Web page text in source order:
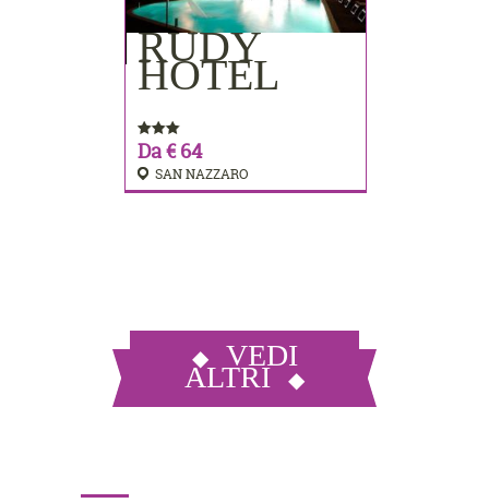
RUDY
HOTEL
Da € 64
SAN NAZZARO
PRENOTA
VEDI
ALTRI